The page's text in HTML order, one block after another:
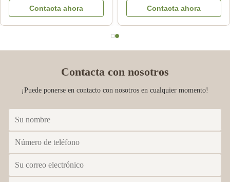
Contacta ahora
naranja para el anuncio
Contacta ahora
Contacta con nosotros
¡Puede ponerse en contacto con nosotros en cualquier momento!